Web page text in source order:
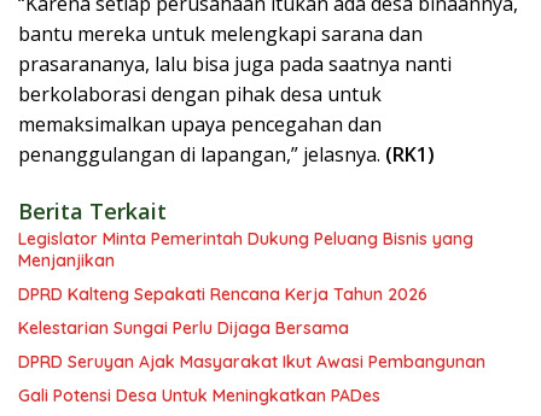
bantu mereka untuk melengkapi sarana dan
prasarananya, lalu bisa juga pada saatnya nanti
berkolaborasi dengan pihak desa untuk
memaksimalkan upaya pencegahan dan
penanggulangan di lapangan,” jelasnya. (RK1)
Berita Terkait
Legislator Minta Pemerintah Dukung Peluang Bisnis yang
Menjanjikan
DPRD Kalteng Sepakati Rencana Kerja Tahun 2026
Kelestarian Sungai Perlu Dijaga Bersama
DPRD Seruyan Ajak Masyarakat Ikut Awasi Pembangunan
Gali Potensi Desa Untuk Meningkatkan PADes